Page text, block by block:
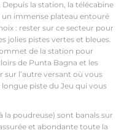
Depuis la station, la télécabine
un immense plateau entouré
: rester sur ce secteur pour
jolies pistes vertes et bleues.
de la station pour
de Punta Bagna et les
l’autre versant où vous
piste du Jeu qui vous
la poudreuse) sont banals sur
et abondante toute la